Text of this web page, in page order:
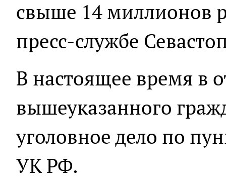
свыше 14 миллионов
пресс-службе
В настоящее время в
вышеуказанного
уголовное дело по
УК РФ.